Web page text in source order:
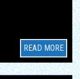
READ MORE